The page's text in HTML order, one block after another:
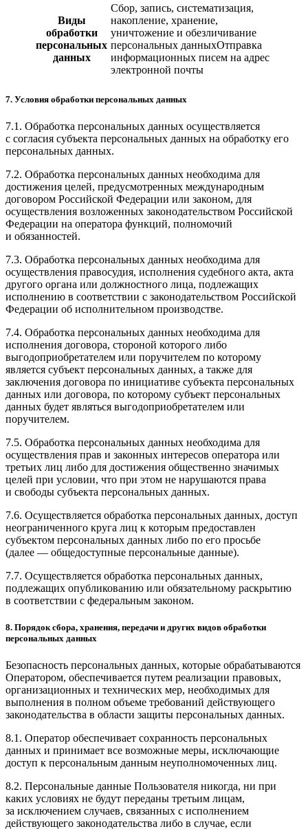
Виды
обработки
персональных
данных
Сбор, запись, систематизация,
накопление, хранение,
уничтожение и обезличивание
персональных данныхОтправка
информационных писем на адрес
электронной почты
7. Условия обработки персональных данных
7.1. Обработка персональных данных осуществляется
с согласия субъекта персональных данных на обработку его
персональных данных.
7.2. Обработка персональных данных необходима для
достижения целей, предусмотренных международным
договором Российской Федерации или законом, для
осуществления возложенных законодательством Российской
Федерации на оператора функций, полномочий
и обязанностей.
7.3. Обработка персональных данных необходима для
осуществления правосудия, исполнения судебного акта, акта
другого органа или должностного лица, подлежащих
исполнению в соответствии с законодательством Российской
Федерации об исполнительном производстве.
7.4. Обработка персональных данных необходима для
исполнения договора, стороной которого либо
выгодоприобретателем или поручителем по которому
является субъект персональных данных, а также для
заключения договора по инициативе субъекта персональных
данных или договора, по которому субъект персональных
данных будет являться выгодоприобретателем или
поручителем.
7.5. Обработка персональных данных необходима для
осуществления прав и законных интересов оператора или
третьих лиц либо для достижения общественно значимых
целей при условии, что при этом не нарушаются права
и свободы субъекта персональных данных.
7.6. Осуществляется обработка персональных данных, доступ
неограниченного круга лиц к которым предоставлен
субъектом персональных данных либо по его просьбе
(далее — общедоступные персональные данные).
7.7. Осуществляется обработка персональных данных,
подлежащих опубликованию или обязательному раскрытию
в соответствии с федеральным законом.
8. Порядок сбора, хранения, передачи и других видов обработки
персональных данных
Безопасность персональных данных, которые обрабатываются
Оператором, обеспечивается путем реализации правовых,
организационных и технических мер, необходимых для
выполнения в полном объеме требований действующего
законодательства в области защиты персональных данных.
8.1. Оператор обеспечивает сохранность персональных
данных и принимает все возможные меры, исключающие
доступ к персональным данным неуполномоченных лиц.
8.2. Персональные данные Пользователя никогда, ни при
каких условиях не будут переданы третьим лицам,
за исключением случаев, связанных с исполнением
действующего законодательства либо в случае, если